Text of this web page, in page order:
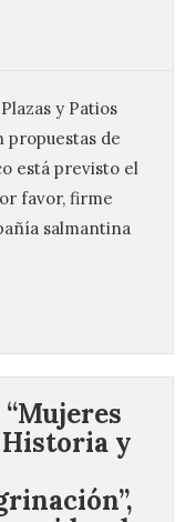
y Patios
propuestas de
está previsto el
favor, firme
salmantina
y